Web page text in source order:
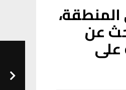
عن
على